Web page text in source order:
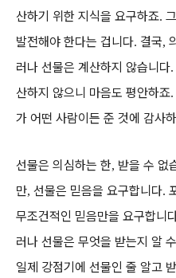
산하기 위한 지식을 요구하죠.
발전해야 한다는 겁니다. 결국,
러나 선물은 계산하지 않습니다.
산하지 않으니 마음도 평안하죠.
가 어떤 사람이든 준 것에 감사
선물은 의심하는 한, 받을 수 없
만, 선물은 믿음을 요구합니다.
무조건적인 믿음만을 요구합니
러나 선물은 무엇을 받는지 알
일제 강점기에 선물인 줄 알고